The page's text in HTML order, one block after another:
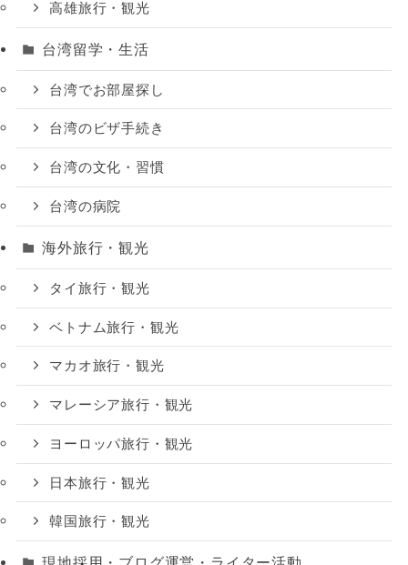
高雄旅行・観光
台湾留学・生活
台湾でお部屋探し
台湾のビザ手続き
台湾の文化・習慣
台湾の病院
海外旅行・観光
タイ旅行・観光
ベトナム旅行・観光
マカオ旅行・観光
マレーシア旅行・観光
ヨーロッパ旅行・観光
日本旅行・観光
韓国旅行・観光